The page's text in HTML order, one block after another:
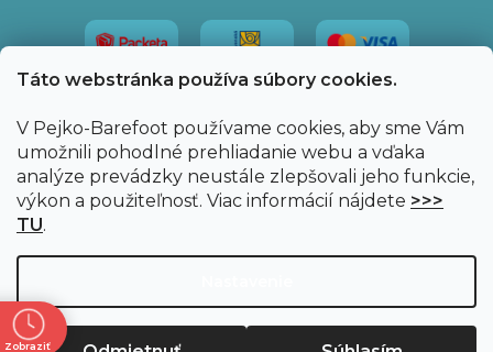
Táto webstránka používa súbory cookies.
V Pejko-Barefoot používame cookies, aby sme Vám
umožnili pohodlné prehliadanie webu a vďaka
analýze prevádzky neustále zlepšovali jeho funkcie,
výkon a použiteľnosť. Viac informácií nájdete >>>
TU.
Copyright 2026Pejko-Barefoot.sk. Všetky práva
Zobraziť